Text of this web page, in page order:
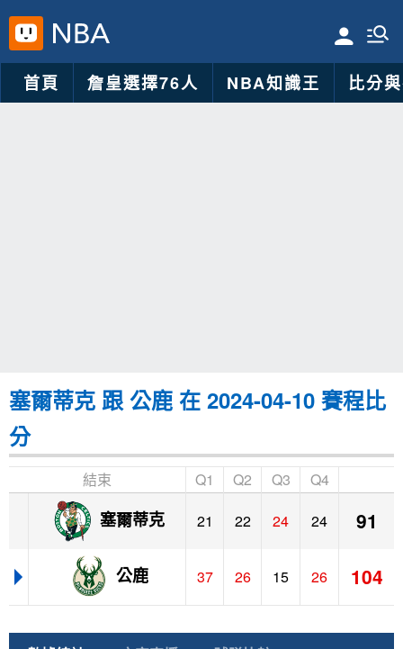
首頁 詹皇選擇76人 NBA知識王 比分
塞爾蒂克 跟 公鹿 在 2024-04-10 賽程比
分
結束 Q1 Q2 Q3 Q4
塞爾蒂克 21 22 24 24 91
公鹿 37 26 15 26 104